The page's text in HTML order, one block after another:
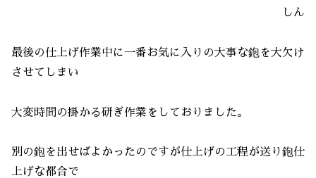
しん
最後の仕上げ作業中に一番お気に入りの大事な鉋を大欠け
させてしまい
大変時間の掛かる研ぎ作業をしておりました。
別の鉋を出せばよかったのですが仕上げの工程が送り鉋仕
上げな都合で